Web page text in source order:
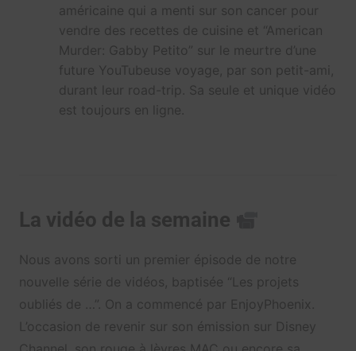
américaine qui a menti sur son cancer pour
vendre des recettes de cuisine et “American
Murder: Gabby Petito” sur le meurtre d’une
future YouTubeuse voyage, par son petit-ami,
durant leur road-trip. Sa seule et unique vidéo
est toujours en ligne.
La vidéo de la semaine
Nous avons sorti un premier épisode de notre
nouvelle série de vidéos, baptisée “Les projets
oubliés de …”. On a commencé par EnjoyPhoenix.
L’occasion de revenir sur son émission sur Disney